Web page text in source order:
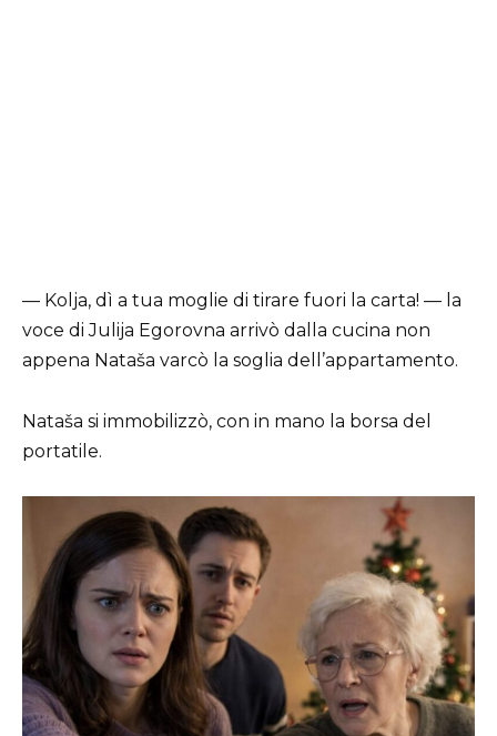
— Kolja, dì a tua moglie di tirare fuori la carta! — la
voce di Julija Egorovna arrivò dalla cucina non
appena Nataša varcò la soglia dell’appartamento.
Nataša si immobilizzò, con in mano la borsa del
portatile.